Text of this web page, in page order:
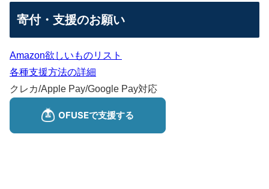
寄付・支援のお願い
Amazon欲しいものリスト
各種支援方法の詳細
クレカ/Apple Pay/Google Pay対応